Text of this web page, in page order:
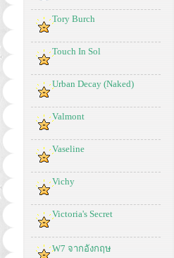
Tory Burch
Touch In Sol
Urban Decay (Naked)
Valmont
Vaseline
Vichy
Victoria's Secret
W7 จากอังกฤษ